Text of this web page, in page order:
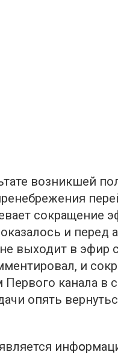
возникшей
сокращение
и перед
выходит в эфир
и
канала в
опять